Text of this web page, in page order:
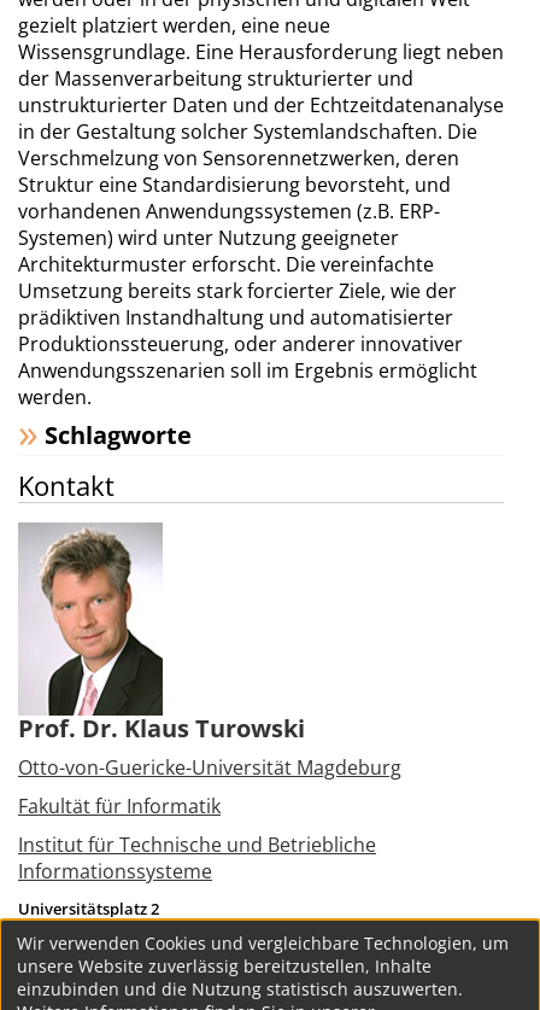
gezielt platziert werden, eine neue
Wissensgrundlage. Eine Herausforderung liegt neben
der Massenverarbeitung strukturierter und
unstrukturierter Daten und der Echtzeitdatenanalyse
in der Gestaltung solcher Systemlandschaften. Die
Verschmelzung von Sensorennetzwerken, deren
Struktur eine Standardisierung bevorsteht, und
vorhandenen Anwendungssystemen (z.B. ERP-
Systemen) wird unter Nutzung geeigneter
Architekturmuster erforscht. Die vereinfachte
Umsetzung bereits stark forcierter Ziele, wie der
prädiktiven Instandhaltung und automatisierter
Produktionssteuerung, oder anderer innovativer
Anwendungsszenarien soll im Ergebnis ermöglicht
werden.
Schlagworte
Kontakt
Prof. Dr. Klaus Turowski
Otto-von-Guericke-Universität Magdeburg
Fakultät für Informatik
Institut für Technische und Betriebliche
Informationssysteme
Universitätsplatz 2
39106
Magdeburg
Tel.:
+49 391 6758386
klaus.turowski@ovgu.de
Wir verwenden Cookies und vergleichbare Technologien, um
unsere Website zuverlässig bereitzustellen, Inhalte
einzubinden und die Nutzung statistisch auszuwerten.